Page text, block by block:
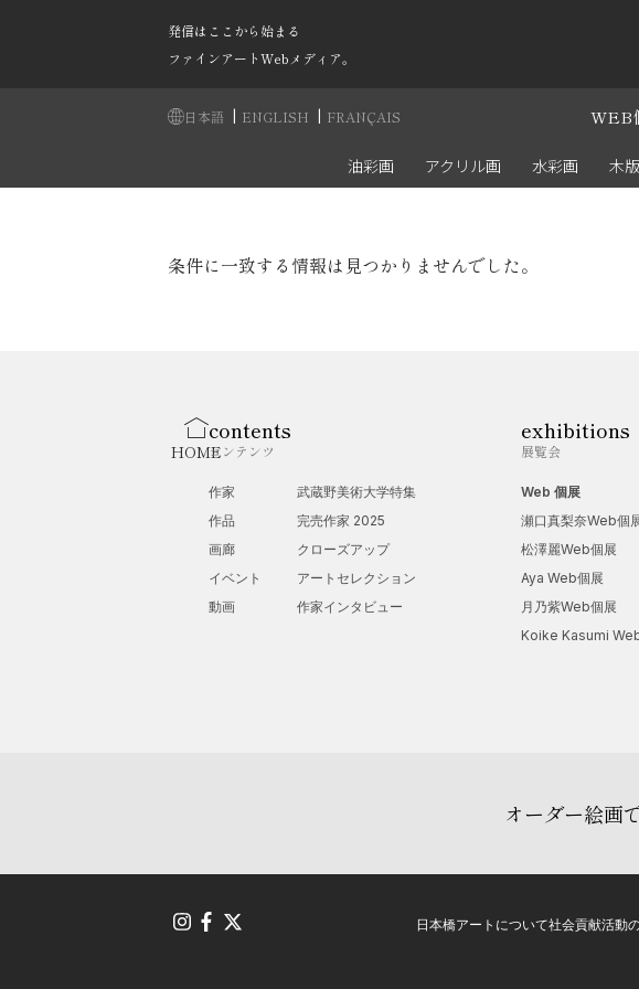
発信はここから始まる
ファインアートWebメディア。
日本語 | ENGLISH | FRANÇAIS WEB
油彩画 アクリル画 水彩画 木
条件に一致する情報は見つかりませんでした。
HOME
contents
コンテンツ
作家
作品
画廊
イベント
動画
武蔵野美術大学特集
完売作家 2025
クローズアップ
アートセレクション
作家インタビュー
exhibitions
展覧会
Web 個展
瀬口真梨奈Web個
松澤麗Web個展
Aya Web個展
月乃紫Web個展
Koike Kasumi
オーダー絵画
日本橋アートについて社会貢献活動